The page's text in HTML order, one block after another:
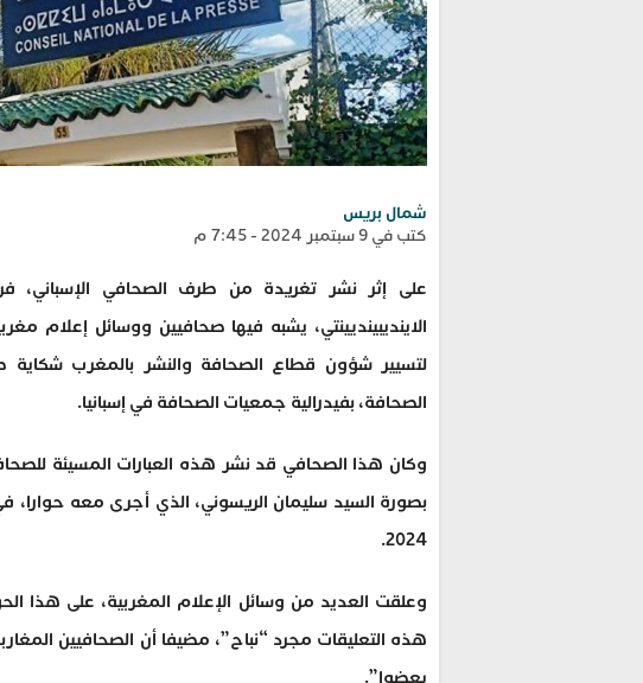
شمال بريس
كتب في 9 سبتمبر 2024 - 7:45 م
على إثر نشر تغريدة من طرف الصحافي الإسباني،
الاينديبينديينتي، يشبه فيها صحافيين ووسائل إعلام
لتسيير شؤون قطاع الصحافة والنشر بالمغرب شكاية
الصحافة، بفيدرالية جمعيات الصحافة في إسبانيا.
وكان هذا الصحافي قد نشر هذه العبارات المسيئة
بصورة السيد سليمان الريسوني، الذي أجرى معه حوارا،
2024.
وعلقت العديد من وسائل الإعلام المغربية، على هذا
هذه التعليقات مجرد “نباح”، مضيفا أن الصحافيين